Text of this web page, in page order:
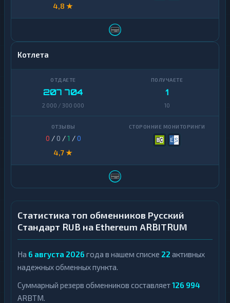
4,8 ★
Котлета
207 704
2 000 / 300 000
1
10
0 / 0 /1 /0
4,7 ★
Статистика топ обменников Русский
Стандарт RUB на Ethereum ARBITRUM
На 6 августа 2026 года в нашем списке 22 активных
надежных обменных пункта.
Суммарный резерв обменников составляет126 994
ARBTM.